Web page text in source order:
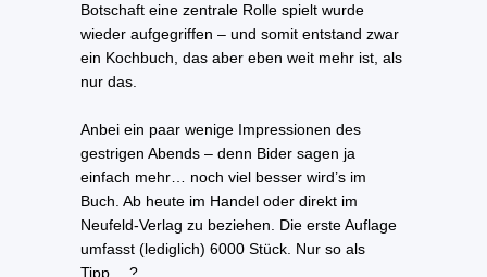
Botschaft eine zentrale Rolle spielt wurde
wieder aufgegriffen – und somit entstand zwar
ein Kochbuch, das aber eben weit mehr ist, als
nur das.
Anbei ein paar wenige Impressionen des
gestrigen Abends – denn Bider sagen ja
einfach mehr… noch viel besser wird’s im
Buch. Ab heute im Handel oder direkt im
Neufeld-Verlag zu beziehen. Die erste Auflage
umfasst (lediglich) 6000 Stück. Nur so als
Tipp… ?